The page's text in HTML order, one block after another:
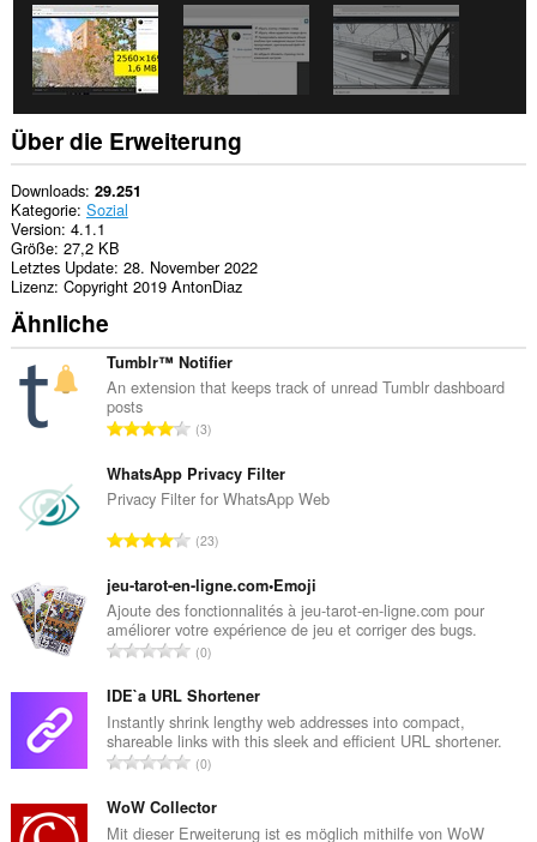
Über die Erweiterung
Downloads 29.251
Kategorie Sozial
Version 4.1.1
Größe 27,2 KB
Letztes Update 28. November 2022
Lizenz Copyright 2019 AntonDiaz
Ähnliche
Tumblr™ Notifier
An extension that keeps track of unread Tumblr dashboard
posts
G
s
a
t
B
e
w
e
r
t
u
n
e
n
3
WhatsApp Privacy Filter
Privacy Filter for WhatsApp Web
G
s
a
m
t
B
e
w
e
r
t
23
jeu-tarot-en-ligne.com•Emoji
Ajoute des fonctionnalités à jeu-tarot-en-ligne.com pour
améliorer votre expérience de jeu et corriger des bugs.
G
s
a
m
t
B
0
IDE`a URL Shortener
Instantly shrink lengthy web addresses into compact,
shareable links with this sleek and efficient URL shortener.
G
s
a
0
WoW Collector
Mit dieser Erweiterung ist es möglich mithilfe von WoW